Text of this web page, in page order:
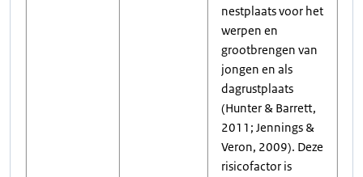
nestplaats voor het
werpen en
grootbrengen van
jongen en als
dagrustplaats
(Hunter & Barrett,
2011; Jennings &
Veron, 2009). Deze
risicofactor is